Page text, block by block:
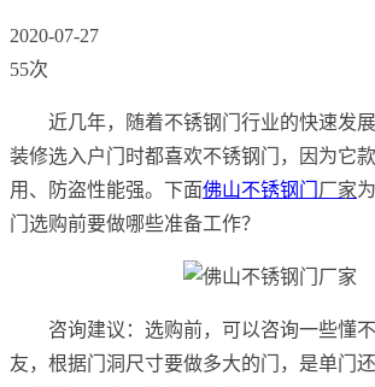
2020-07-27
55次
近几年，随着不锈钢门行业的快速发
装修选入户门时都喜欢不锈钢门，因为它
用、防盗性能强。下面佛山不锈钢门 厂家
门选购前要做哪些准备工作？
咨询建议：选购前，可以咨询一些懂
友，根据门洞尺寸要做多大的门，是单门